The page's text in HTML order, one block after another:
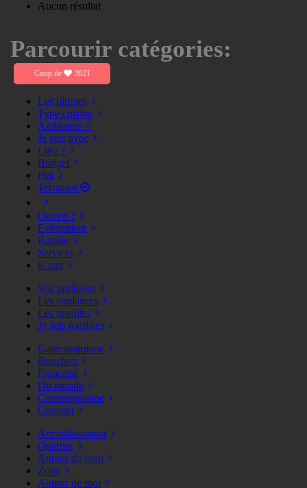
Aucun résultat
Parcourir catégories:
Coup de 2021
Les ultimes
Type cuisine
Ambiance >
Je suis avec
Lieu ?
Budget
Plat
Terrasses
Ouvert ?
Evènement
Rapide
Services
le soir
Vos préférées
Les tendances
Les insolites
Je suis touristes
Gastronomique
Bouchon
Française
Du monde
Contemporaine
Concept
Arrondissement
Quartier
Autour de lyon
Zone
Autour de moi